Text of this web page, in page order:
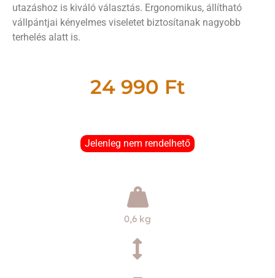
utazáshoz is kiváló választás. Ergonomikus, állítható
vállpántjai kényelmes viseletet biztosítanak nagyobb
terhelés alatt is.
24 990 Ft
Jelenleg nem rendelhető
0,6 kg